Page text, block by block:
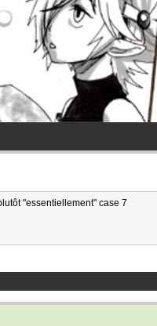
"essentiellement" case 7